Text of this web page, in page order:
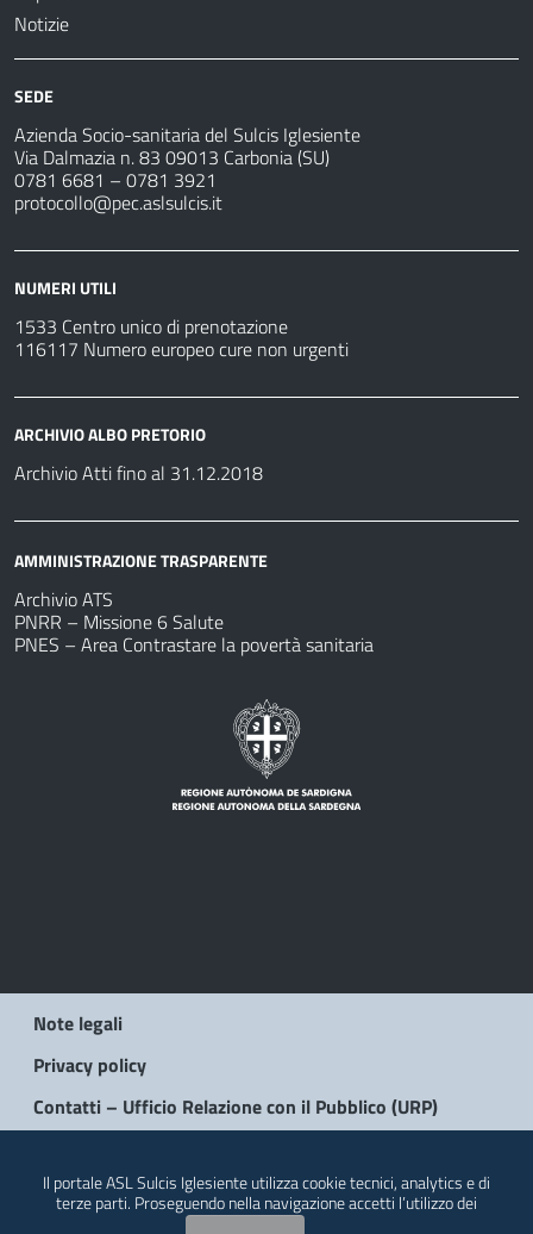
Notizie
SEDE
Azienda Socio-sanitaria del Sulcis Iglesiente
Via Dalmazia n. 83 09013 Carbonia (SU)
0781 6681 – 0781 3921
protocollo@pec.aslsulcis.it
NUMERI UTILI
1533 Centro unico di prenotazione
116117 Numero europeo cure non urgenti
ARCHIVIO ALBO PRETORIO
Archivio Atti fino al 31.12.2018
AMMINISTRAZIONE TRASPARENTE
Archivio ATS
PNRR – Missione 6 Salute
PNES – Area Contrastare la povertà sanitaria
Note legali
Privacy policy
Contatti – Ufficio Relazione con il Pubblico (URP)
Il portale ASL Sulcis Iglesiente utilizza cookie tecnici, analytics e di
terze parti. Proseguendo nella navigazione accetti l’utilizzo dei